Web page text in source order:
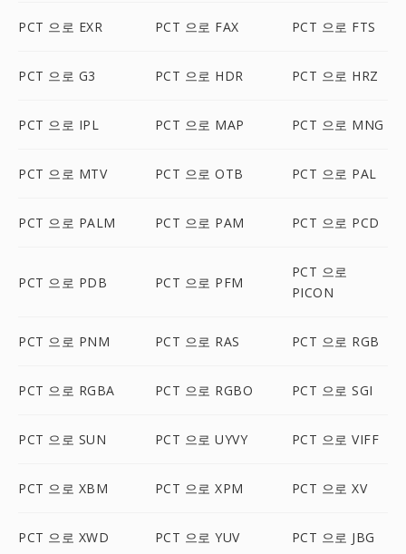
PCT 으로 EXR PCT 으로 FAX PCT 으로 FTS
PCT 으로 G3 PCT 으로 HDR PCT 으로 HRZ
PCT 으로 IPL PCT 으로 MAP PCT 으로 MNG
PCT 으로 MTV PCT 으로 OTB PCT 으로 PAL
PCT 으로 PALM PCT 으로 PAM PCT 으로 PCD
PCT 으로 PDB PCT 으로 PFM
PCT 으로
PICON
PCT 으로 PNM PCT 으로 RAS PCT 으로 RGB
PCT 으로 RGBA PCT 으로 RGBO PCT 으로 SGI
PCT 으로 SUN PCT 으로 UYVY PCT 으로 VIFF
PCT 으로 XBM PCT 으로 XPM PCT 으로 XV
PCT 으로 XWD PCT 으로 YUV PCT 으로 JBG